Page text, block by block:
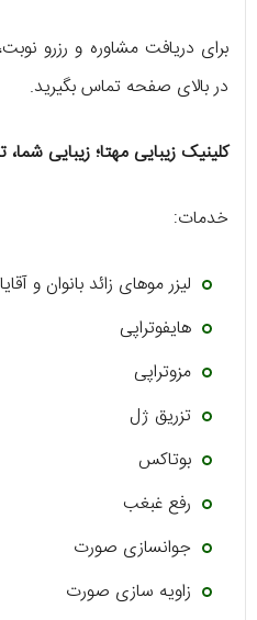
برای دریافت مشاوره و رزرو
در بالای صفحه تماس بگیرید.
کلینیک زیبایی مهتا؛ زیبایی
خدمات:
لیزر موهای زائد بانوان و
هایفوتراپی
مزوتراپی
تزریق ژل
بوتاکس
رفع غبغب
جوانسازی صورت
زاویه سازی صورت